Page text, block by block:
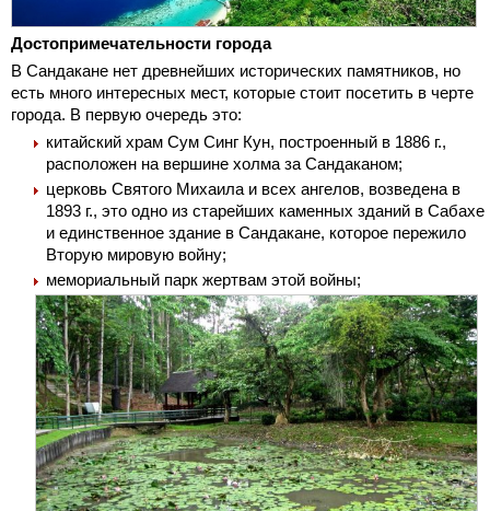
Достопримечательности города
В Сандакане нет древнейших исторических памятников, но
есть много интересных мест, которые стоит посетить в черте
города. В первую очередь это:
китайский храм Сум Синг Кун, построенный в 1886 г.,
расположен на вершине холма за Сандаканом;
церковь Святого Михаила и всех ангелов, возведена в
1893 г., это одно из старейших каменных зданий в Сабахе
и единственное здание в Сандакане, которое пережило
Вторую мировую войну;
мемориальный парк жертвам этой войны;